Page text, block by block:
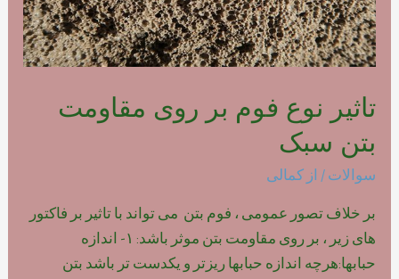
تاثیر نوع فوم بر روی مقاومت
بتن سبک
سوالات / از کمالی
بر خلاف تصور عمومی ، فوم بتن می تواند با تاثیر بر فاکتور
های زیر ، بر روی مقاومت بتن موثر باشد: ۱- اندازه
حبابها:هرچه اندازه حبابها ریزتر و یکدست تر باشد بتن